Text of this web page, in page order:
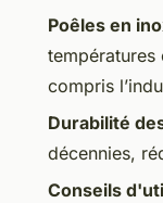
Poêles en
compris
Durabilité
décennies,
Conseils